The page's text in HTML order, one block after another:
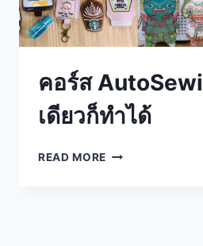
คอร์ส
เดียวก็ทำได้
READ MORE